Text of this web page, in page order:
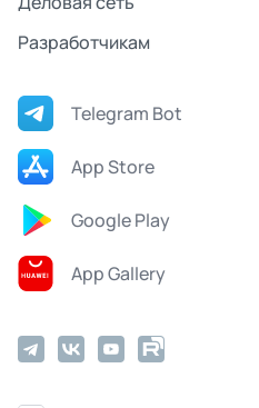
Разработчикам
Telegram Bot
App Store
Google Play
App Gallery